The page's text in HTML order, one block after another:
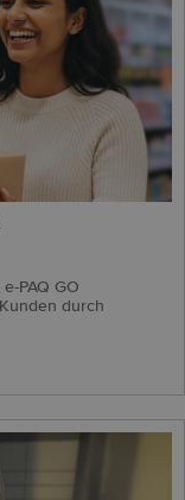
PAQ GO
durch